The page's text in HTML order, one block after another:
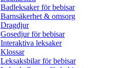
Badleksaker för bebisar
Barnsäkerhet & omsorg
Dragdjur
Gosedjur för bebisar
Interaktiva leksaker
Klossar
Leksaksbilar för bebisar